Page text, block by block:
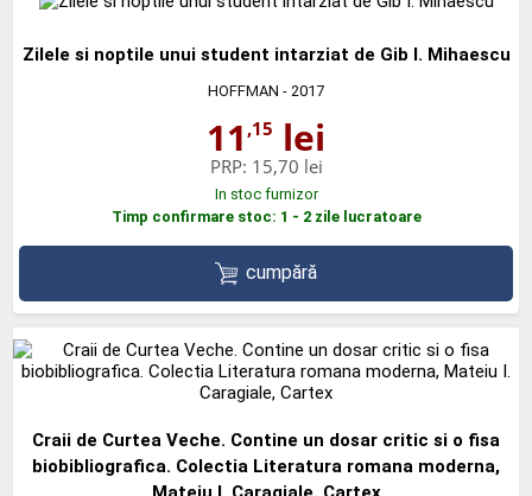
Zilele si noptile unui student intarziat de Gib I. Mihaescu
HOFFMAN - 2017
11 ,15 lei
PRP: 15,70 lei
In stoc furnizor
Timp confirmare stoc: 1 - 2 zile lucratoare
cumpără
Craii de Curtea Veche. Contine un dosar critic si o fisa
biobibliografica. Colectia Literatura romana moderna,